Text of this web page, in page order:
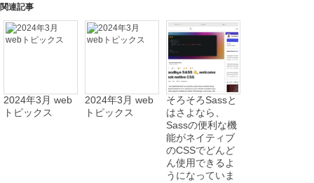
関連記事
2024年3月 web
トピックス
2024年3月 web
トピックス
そろそろSassと
はさよなら、
Sassの便利な機
能がネイティブ
のCSSでどんど
ん使用できるよ
うになっていま